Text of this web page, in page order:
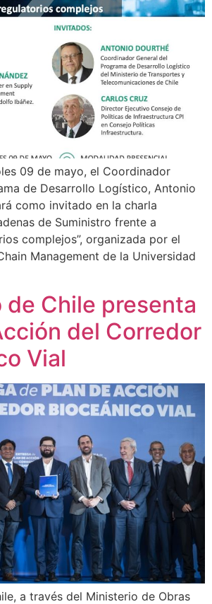
09 de mayo, el Coordinador
de Desarrollo Logístico, Antonio
como invitado en la charla
de Suministro frente a
complejos”, organizada por el
Management de la Universidad
de Chile presenta
del Corredor
Vial
a través del Ministerio de Obras